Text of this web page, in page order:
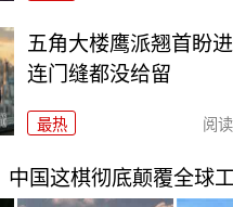
五角大楼鹰派翘首盼
连门缝都没给留
最热 阅读
中国这棋彻底颠覆全球